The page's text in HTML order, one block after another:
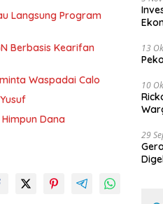
Langsung Program
Berbasis Kearifan
Waspadai Calo
Dana
13
10
29